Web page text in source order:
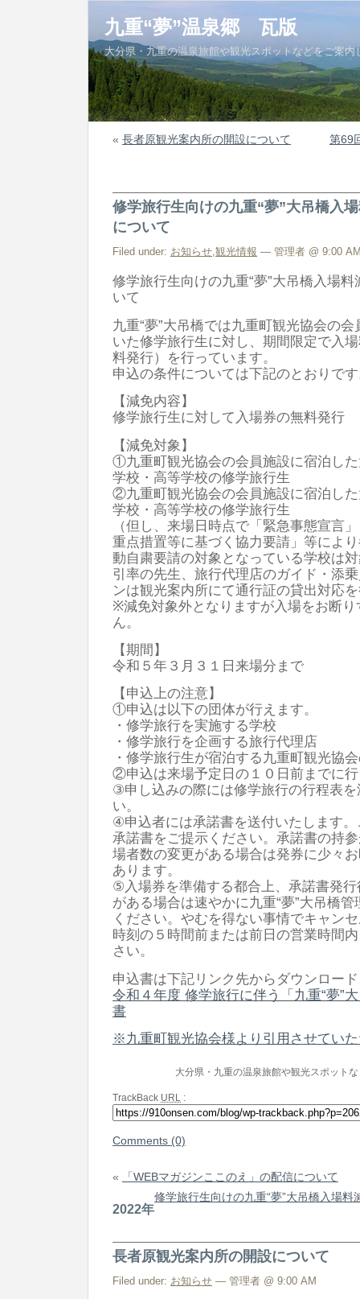
九重“夢”温泉郷 瓦版
大分県・九重の温泉旅館や観光スポットなどをご案内
« 長者原観光案内所の開設について 第69
修学旅行生向けの九重“夢”大吊橋入
について
Filed under: お知らせ,観光情報 — 管理者 @ 9:00
修学旅行生向けの九重“夢”大吊橋入場
いて
九重“夢”大吊橋では九重町観光協会の
いた修学旅行生に対し、期間限定で入
料発行）を行っています。
申込の条件については下記のとおりで
【減免内容】
修学旅行生に対して入場券の無料発行
【減免対象】
①九重町観光協会の会員施設に宿泊し
学校・高等学校の修学旅行生
②九重町観光協会の会員施設に宿泊し
学校・高等学校の修学旅行生
（但し、来場日時点で「緊急事態宣言
重点措置等に基づく協力要請」等によ
動自粛要請の対象となっている学校は
引率の先生、旅行代理店のガイド・添
ンは観光案内所にて通行証の貸出対応
※減免対象外となりますが入場をお断
ん。
【期間】
令和５年３月３１日来場分まで
【申込上の注意】
①申込は以下の団体が行えます。
・修学旅行を実施する学校
・修学旅行を企画する旅行代理店
・修学旅行生が宿泊する九重町観光協
②申込は来場予定日の１０日前までに
③申し込みの際には修学旅行の行程表
い。
④申込者には承諾書を送付いたします
承諾書をご提示ください。承諾書の持
場者数の変更がある場合は発券に少々
あります。
⑤入場券を準備する都合上、承諾書発
がある場合は速やかに九重“夢”大吊橋
ください。やむを得ない事情でキャン
時刻の５時間前または前日の営業時間
さい。
申込書は下記リンク先からダウンロー
令和４年度 修学旅行に伴う「九重“夢”
書
※九重町観光協会様より引用させてい
大分県・九重の温泉旅館や観光スポット
TrackBack URL :
Comments (0)
«
「WEBマガジンここのえ」の配信について
修学旅行生向けの九重“夢”大吊橋入場
2022年
長者原観光案内所の開設について
Filed under: お知らせ — 管理者 @ 9:00 AM